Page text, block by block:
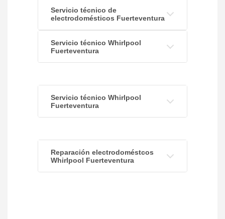
Servicio técnico de
electrodomésticos Fuerteventura
Servicio técnico Whirlpool
Fuerteventura
Servicio técnico Whirlpool
Fuerteventura
Reparación electrodoméstcos
Whirlpool Fuerteventura